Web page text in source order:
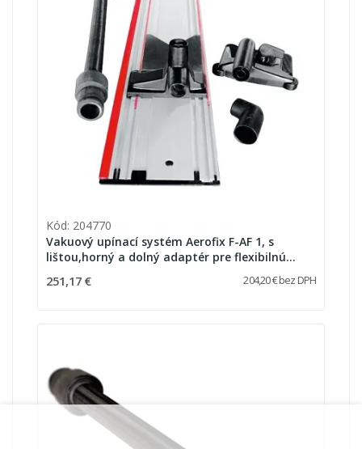
Kód: 204770
Vakuový upínací systém Aerofix F-AF 1, s
lištou,horný a dolný adaptér pre flexibilnú
251,17 € 204,20 € bez DPH